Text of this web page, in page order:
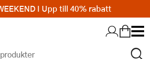
I Upp till 40% rabatt